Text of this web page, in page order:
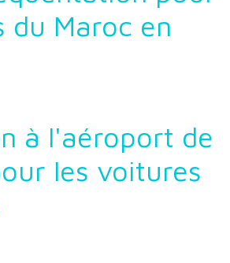
du Maroc en
à l'aéroport de
les voitures